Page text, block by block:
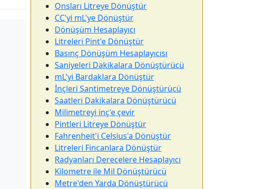
Onsları Litreye Dönüştür
CC'yi mL'ye Dönüştür
Dönüşüm Hesaplayıcı
Litreleri Pint'e Dönüştür
Basınç Dönüşüm Hesaplayıcısı
Saniyeleri Dakikalara Dönüştürücü
mL'yi Bardaklara Dönüştür
İnçleri Santimetreye Dönüştürücü
Saatleri Dakikalara Dönüştürücü
Milimetreyi inç'e çevir
Pintleri Litreye Dönüştür
Fahrenheit'i Celsius'a Dönüştür
Litreleri Fincanlara Dönüştür
Radyanları Derecelere Hesaplayıcı
Kilometre ile Mil Dönüştürücü
Metre'den Yarda Dönüştürücü